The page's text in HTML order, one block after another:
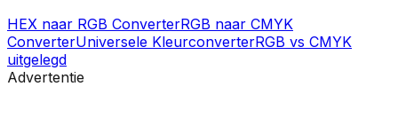
HEX naar RGB ConverterRGB naar CMYK
ConverterUniversele KleurconverterRGB vs CMYK
uitgelegd
Advertentie